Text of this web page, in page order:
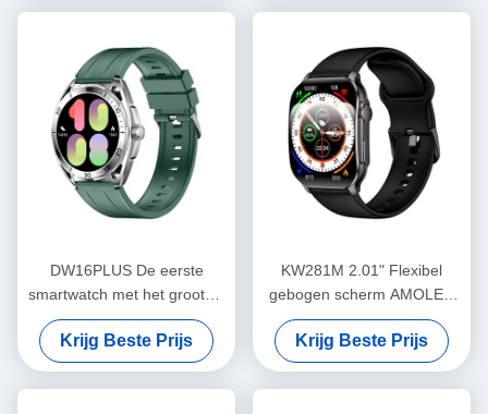
sensoren
DW16PLUS De eerste
smartwatch met het grootste
ronde 1,6" AMOLED-scherm
in de industrie
Krijg Beste Prijs
KW281M 2.01" Flexibel
gebogen scherm AMOLED
Smart Watch met Dafit APP
en Metal Bezel
Krijg Beste Prijs